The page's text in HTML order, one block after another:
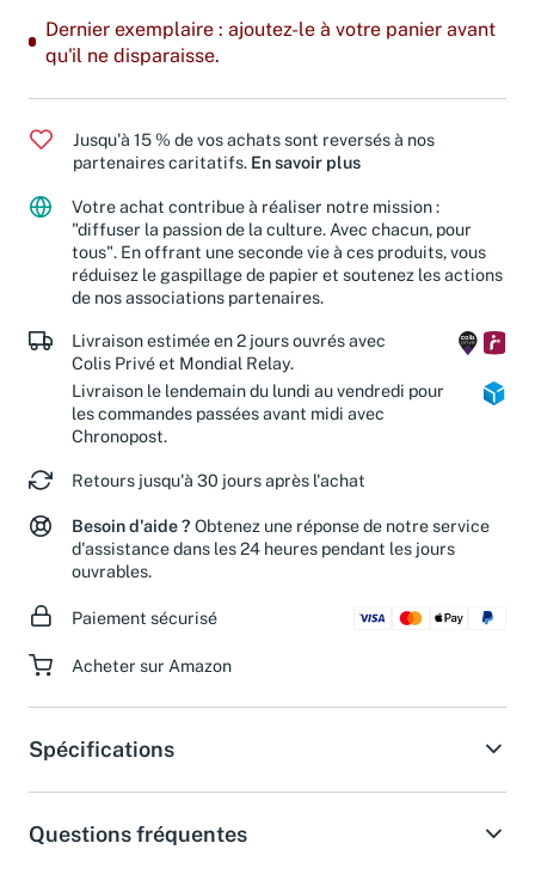
Dernier exemplaire : ajoutez-le à votre panier avant
qu'il ne disparaisse.
Jusqu'à 15 % de vos achats sont reversés à nos
partenaires caritatifs. En savoir plus
Votre achat contribue à réaliser notre mission :
"diffuser la passion de la culture. Avec chacun, pour
tous". En offrant une seconde vie à ces produits, vous
réduisez le gaspillage de papier et soutenez les actions
de nos associations partenaires.
Livraison estimée en 2 jours ouvrés avec
Colis Privé et Mondial Relay.
Livraison le lendemain du lundi au vendredi pour
les commandes passées avant midi avec
Chronopost.
Retours jusqu'à 30 jours après l'achat
Besoin d'aide ? Obtenez une réponse de notre service
d'assistance dans les 24 heures pendant les jours
ouvrables.
Paiement sécurisé
Acheter sur Amazon
Spécifications
Questions fréquentes